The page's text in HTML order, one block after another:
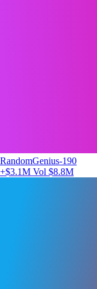
RandomGenius-190
+$3.1M Vol $8.8M